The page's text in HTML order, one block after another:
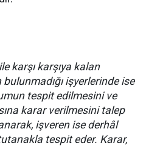
karşı karşıya kalan
işyerlerinde ise
tespit edilmesini ve
karar verilmesini talep
işveren ise derhâl
tespit eder. Karar,